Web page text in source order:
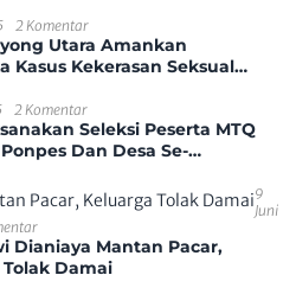
2 Komentar
Utara Amankan
Kasus Kekerasan Seksual
2 Komentar
Seleksi Peserta MTQ
Dan Desa Se-
9
Juni
Dianiaya Mantan Pacar,
Damai